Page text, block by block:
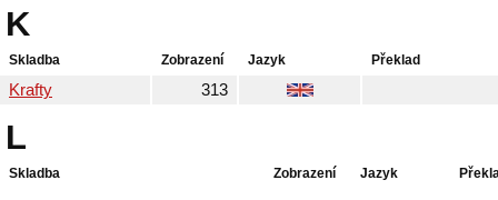
K
Skladba Zobrazení Jazyk Překlad
Krafty 313
L
Skladba Zobrazení Jazyk